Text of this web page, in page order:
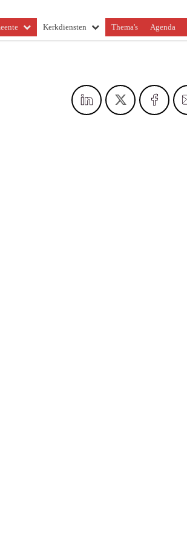
Kerkdiensten Thema's Agenda